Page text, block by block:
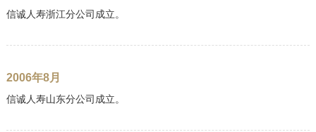
信诚人寿浙江分公司成立。
2006年8月
信诚人寿山东分公司成立。